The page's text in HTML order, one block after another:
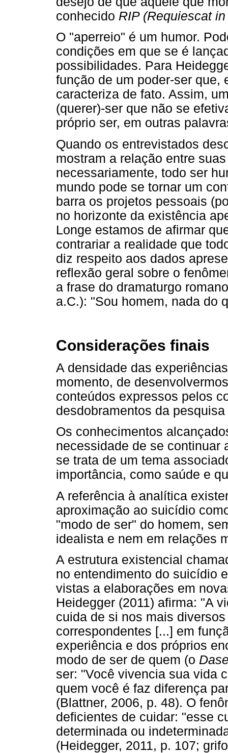
conhecido RIP (Requiescat
O "aperreio" é um humor.
condições em que se é
possibilidades. Para
função de um poder-ser que,
caracteriza de fato. Assim,
(querer)-ser que não se
próprio ser, em outras
Quando os entrevistados
mostram a relação entre
necessariamente, todo ser
mundo pode se tornar um
barra os projetos pessoais
no horizonte da existência
Longe estamos de afirmar
contrariar a realidade que
diz respeito aos dados
reflexão geral sobre o
a frase do dramaturgo
a.C.): "Sou homem, nada do
Considerações finais
A densidade das
momento, de
conteúdos expressos pelos
desdobramentos da
Os conhecimentos
necessidade de se continuar
se trata de um tema
importância, como saúde e
A referência à analítica
aproximação ao suicídio
"modo de ser" do homem,
idealista e nem em relações
A estrutura existencial
no entendimento do suicídio
vistas a elaborações em
Heidegger (2011) afirma: "A
cuida de si nos mais
correspondentes [...] em
experiência e dos próprios
modo de ser de quem (o
ser: "Você vivencia sua vida
quem você é faz diferença
(Blattner, 2006, p. 48). O
deficientes de cuidar: "esse
determinada ou
(Heidegger, 2011, p. 107;